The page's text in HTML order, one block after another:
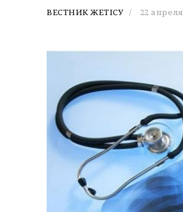
ВЕСТНИК ЖЕТІСУ 22 апреля